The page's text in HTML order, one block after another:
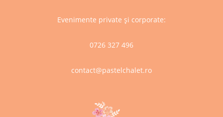
Evenimente private și corporate:
0726 327 496
contact@pastelchalet.ro